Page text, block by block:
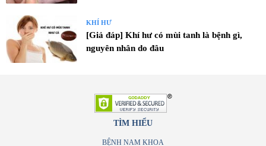
KHÍ HƯ
[Giả đáp] Khí hư có mùi tanh là bệnh gì,
nguyên nhân do đâu
TÌM HIỂU
BỆNH NAM KHOA